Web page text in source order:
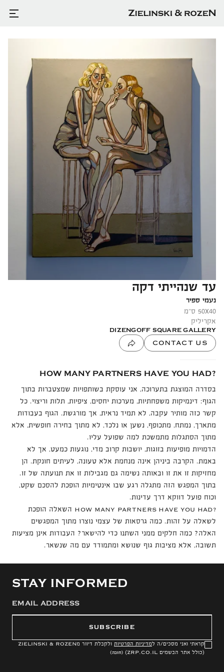
CONTACT US
עד שנהייתי דקה
נעמי ספיר
50x
אקריליק
DIZENGOFF SQUARE GALLERY
HOW MANY PARTNERS HAVE YOU HAD?
בסדרה המוצגת בתערוכה, אני עוסקת בשותפויות שמצטברות בתוך
הגוף: דינמיקות משפחתיות, מערכות יחסים, ציפיות, תלות וריצוי. כל
קשר כזה מותיר עקבה, לא תמיד נראית, אך מורגשת. הגוף בעבודות
מתארך, נמתח, מתכופף, נשען או נלכד, לא מתוך בחירה חופשית, אלא
מתוך הסתגלות מתמשכת למה שפועל עליו.
הדמויות מופיעות בזוגות, יושבות קרוב מדי, נוגעות כמעט, אך לא
באמת. הקרבה ביניהן אינה מנחמת אלא טעונה, לעיתים חונקת. הן
מחזיקות זו את זו ובאותה נשימה גם מגבילות זו את תנועתה של זו.
בתוך המפגש הזה מתגלה רגע שבו אינטימיות הופכת להסכם שקט,
וכוח פועל דווקא דרך עדינות.
HOW MANY PARTNERS HAVE YOU HAD? השאלה הופכת
לשאלה על זהות. כמה גרסאות של עצמי נוצרו מתוך המפגשים
האלה? כמה חלקים ממני השתנו כדי להישאר? העבודות אינן מציעות
תשובה, אלא מציבות גוף שנושא ומתמודד עם מה שנשאר.
STAY INFORMED
SUBSCRIBE
קראתי ואני מסכים/ה למדיניות הפרטיות ולקבלת דיוור מZIELINSKI & ROZEN
(כולל אתר הבשמים ZRP.CO.IL
) (חובה)